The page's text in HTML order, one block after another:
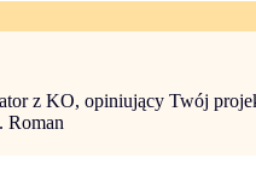
z KO, opiniujący Twój
Roman